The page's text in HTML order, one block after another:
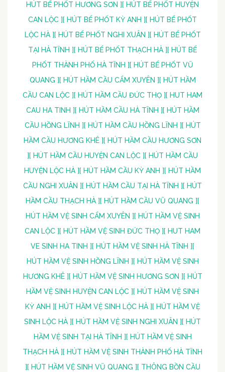
HÚT BỂ PHỐT HƯƠNG SƠN ] [ HÚT BỂ PHỐT HUYỆN
CAN LỘC ] [ HÚT BỂ PHỐT KỲ ANH ] [ HÚT BỂ PHỐT
LỘC HÀ ] [ HÚT BỂ PHỐT NGHI XUÂN ] [ HÚT BỂ PHỐT
TẠI HÀ TĨNH ] [ HÚT BỂ PHỐT THẠCH HÀ ] [ HÚT BỂ
PHỐT THÀNH PHỐ HÀ TĨNH ] [ HÚT BỂ PHỐT VŨ
QUANG ] [ HÚT HẦM CẦU CẨM XUYÊN ] [ HÚT HẦM
CẦU CAN LỘC ] [ HÚT HẦM CẦU ĐỨC THỌ ] [ HUT HAM
CAU HA TINH ] [ HÚT HẦM CẦU HÀ TĨNH ] [ HÚT HẦM
CẦU HỒNG LĨNH ] [ HÚT HẦM CẦU HỒNG LĨNH ] [ HÚT
HẦM CẦU HƯƠNG KHÊ ] [ HÚT HẦM CẦU HƯƠNG SƠN
] [ HÚT HẦM CẦU HUYỆN CAN LỘC ] [ HÚT HẦM CẦU
HUYỆN LỘC HÀ ] [ HÚT HẦM CẦU KỲ ANH ] [ HÚT HẦM
CẦU NGHI XUÂN ] [ HÚT HẦM CẦU TẠI HÀ TĨNH ] [ HÚT
HẦM CẦU THẠCH HÀ ] [ HÚT HẦM CẦU VŨ QUANG ] [
HÚT HẦM VỆ SINH CẨM XUYÊN ] [ HÚT HẦM VỆ SINH
CAN LỘC ] [ HÚT HẦM VỆ SINH ĐỨC THỌ ] [ HUT HAM
VE SINH HA TINH ] [ HÚT HẦM VỆ SINH HÀ TĨNH ] [
HÚT HẦM VỆ SINH HỒNG LĨNH ] [ HÚT HẦM VỆ SINH
HƯƠNG KHÊ ] [ HÚT HẦM VỆ SINH HƯƠNG SƠN ] [ HÚT
HẦM VỆ SINH HUYỆN CAN LỘC ] [ HÚT HẦM VỆ SINH
KỲ ANH ] [ HÚT HẦM VỆ SINH LỘC HÀ ] [ HÚT HẦM VỆ
SINH LỘC HÀ ] [ HÚT HẦM VỆ SINH NGHI XUÂN ] [ HÚT
HẦM VỆ SINH TẠI HÀ TĨNH ] [ HÚT HẦM VỆ SINH
THẠCH HÀ ] [ HÚT HẦM VỆ SINH THÀNH PHỐ HÀ TĨNH
] [ HÚT HẦM VỆ SINH VŨ QUANG ] [ THÔNG BỒN CẦU